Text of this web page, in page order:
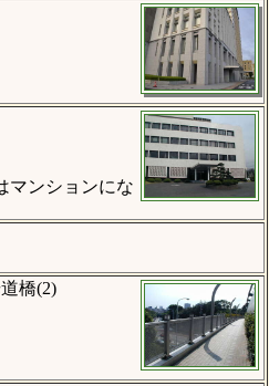
マンションにな
橋(2)